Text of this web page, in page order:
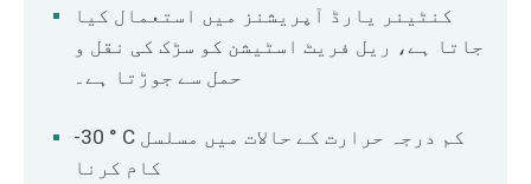
کنٹینر یارڈ آپریشنز میں استعمال کیا
جاتا ہے، ریل فریٹ اسٹیشن کو سڑک کی نقل و
حمل سے جوڑتا ہے۔
-30 ° C کم درجہ حرارت کے حالات میں مسلسل
کام کرنا